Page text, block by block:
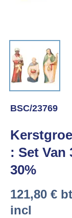
BSC/23769
: Set
30%
121,80 €
incl